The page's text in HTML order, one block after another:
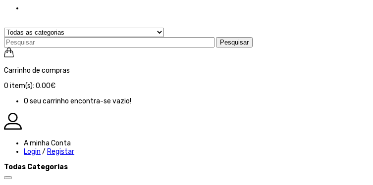
Pesquisar
Carrinho de compras
0 item(s): 0.00€
O seu carrinho encontra-se vazio!
A minha Conta
Login / Registar
Todas Categorias